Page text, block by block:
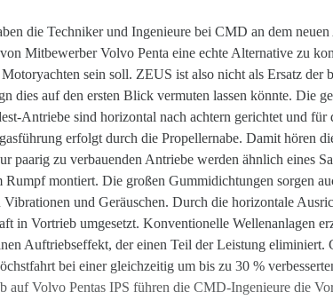
die Techniker und Ingenieure bei CMD an dem neuen
Mitbewerber Volvo Penta eine echte Alternative zu
sein soll. ZEUS ist also nicht als Ersatz der
dies auf den ersten Blick vermuten lassen könnte. Die
Antriebe sind horizontal nach achtern gerichtet und
erfolgt durch die Propellernabe. Damit hören
paarig zu verbauenden Antriebe werden ähnlich eines
Rumpf montiert. Die großen Gummidichtungen sorgen
und Geräuschen. Durch die horizontale
in Vortrieb umgesetzt. Konventionelle Wellenanlagen
Auftriebseffekt, der einen Teil der Leistung eliminiert.
bei einer gleichzeitig um bis zu 30 %
auf Volvo Pentas IPS führen die CMD-Ingenieure die